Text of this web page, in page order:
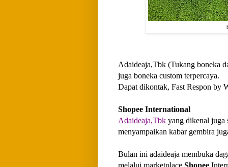
Adaideaja,Tbk (Tukang boneka
juga boneka custom terpercaya.
Dapat dikontak, Fast Respon by
Shopee International
Adaideaja,Tbk yang dikenal juga
menyampaikan kabar gembira
Bulan ini adaideaja membuka